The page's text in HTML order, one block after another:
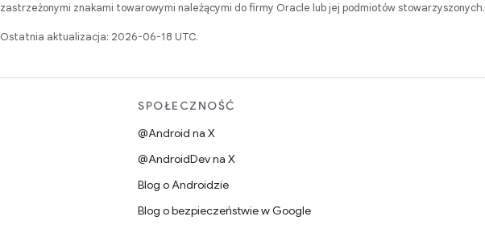
zastrzeżonymi znakami towarowymi należącymi do firmy Oracle lub jej podmiotów stowarzyszonych.
Ostatnia aktualizacja: 2026-06-18 UTC.
SPOŁECZNOŚĆ
@Android na X
@AndroidDev na X
Blog o Androidzie
Blog o bezpieczeństwie w Google